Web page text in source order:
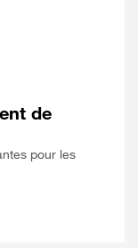
de
pour les